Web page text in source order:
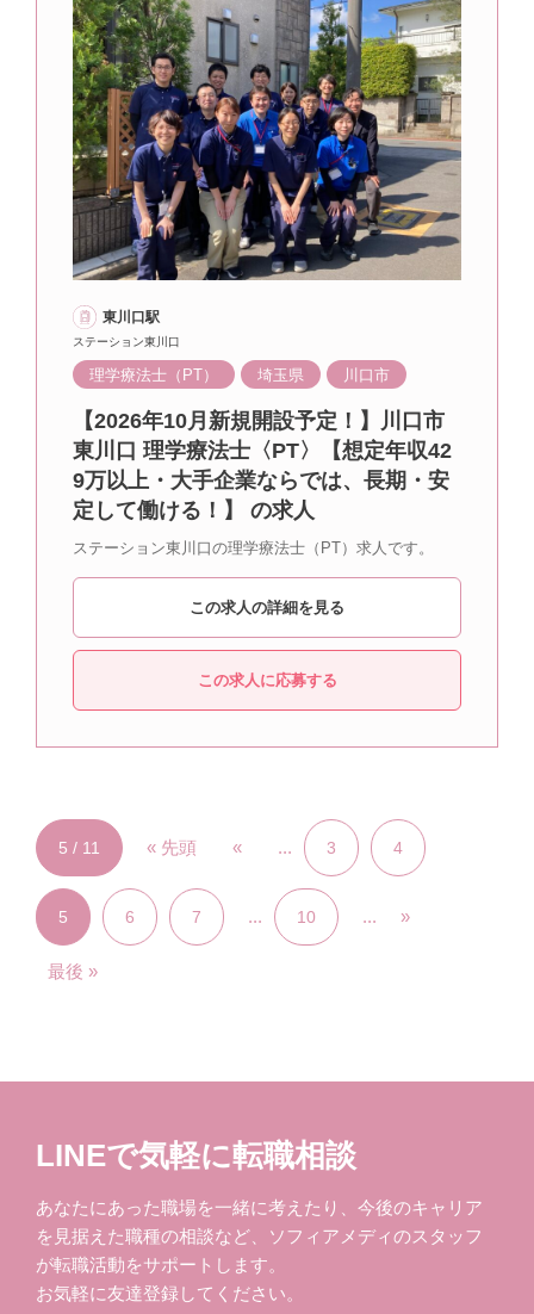
東川口駅
ステーション東川口
理学療法士（PT） 埼玉県 川口市
【2026年10月新規開設予定！】川口市
東川口 理学療法士〈PT〉【想定年収42
9万以上・大手企業ならでは、長期・安
定して働ける！】 の求人
ステーション東川口の理学療法士（PT）求人です。
この求人の詳細を見る
この求人に応募する
5 / 11 « 先頭 « ... 3 4
5 6 7 ... 10 ... »
最後 »
LINEで気軽に転職相談
あなたにあった職場を一緒に考えたり、今後のキャリア
を見据えた職種の相談など、ソフィアメディのスタッフ
が転職活動をサポートします。
お気軽に友達登録してください。